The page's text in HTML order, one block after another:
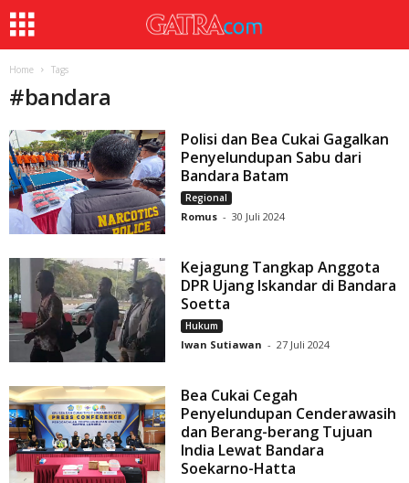
Home Tags
#bandara
Polisi dan Bea Cukai Gagalkan
Penyelundupan Sabu dari
Bandara Batam
Regional
Romus - 30 Juli 2024
Kejagung Tangkap Anggota
DPR Ujang Iskandar di Bandara
Soetta
Hukum
Iwan Sutiawan - 27 Juli 2024
Bea Cukai Cegah
Penyelundupan Cenderawasih
dan Berang-berang Tujuan
India Lewat Bandara
Soekarno-Hatta